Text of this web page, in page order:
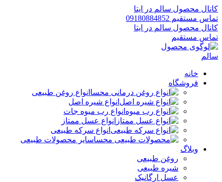
کانال محصول سالم در ایتا
تماس مستقیم 09180884852
کانال محصول سالم در ایتا
تماس مستقیم
خانه
فروشگاه
انواع روغن طبیعی
انواع شیره اصل
انواع رب میوه جات
انواع عسل ممتاز
انواع سرکه طبیعی
سایر محصولات طبیعی
وبلاگ
روغن طبیعی
شیره طبیعی
عسل ارگانیک